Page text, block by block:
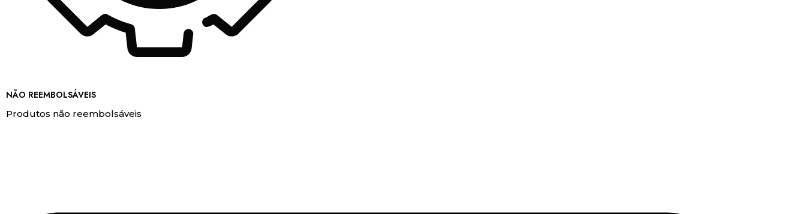
NÃO REEMBOLSÁVEIS
Produtos não reembolsáveis